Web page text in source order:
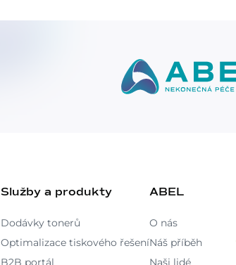
Služby a produkty
Dodávky tonerů
Optimalizace tiskového řešení
B2B portál
ABEL
O nás
Náš příběh
Naši lidé